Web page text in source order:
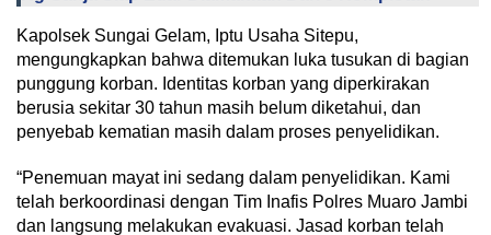
Kapolsek Sungai Gelam, Iptu Usaha Sitepu,
mengungkapkan bahwa ditemukan luka tusukan di bagian
punggung korban. Identitas korban yang diperkirakan
berusia sekitar 30 tahun masih belum diketahui, dan
penyebab kematian masih dalam proses penyelidikan.
“Penemuan mayat ini sedang dalam penyelidikan. Kami
telah berkoordinasi dengan Tim Inafis Polres Muaro Jambi
dan langsung melakukan evakuasi. Jasad korban telah